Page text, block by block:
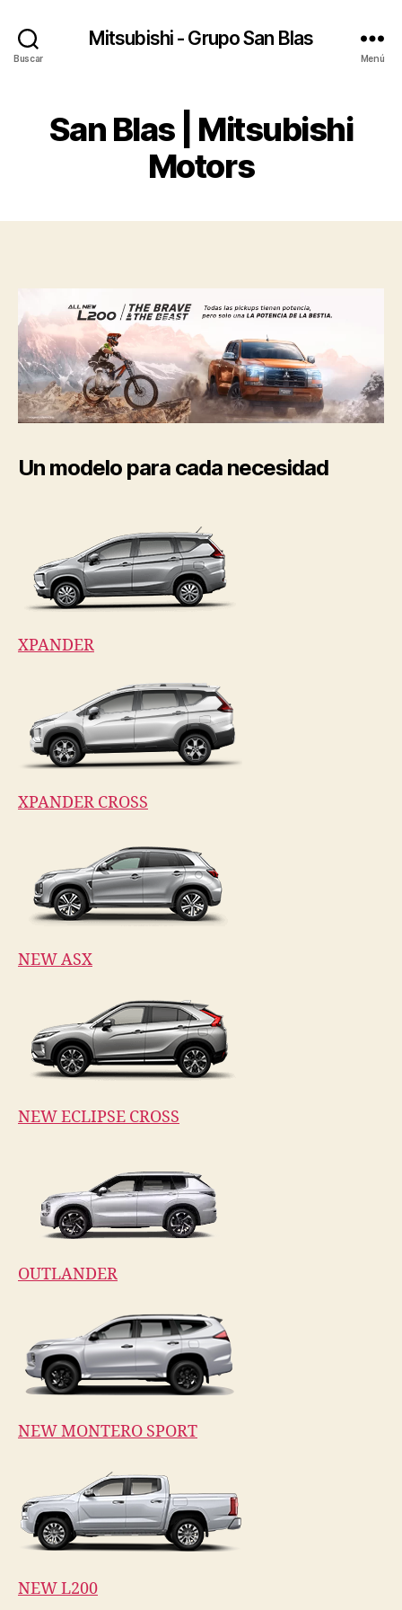
Buscar
Mitsubishi - Grupo San Blas
Menú
San Blas | Mitsubishi
Motors
Un modelo para cada necesidad
XPANDER
XPANDER CROSS
NEW ASX
NEW ECLIPSE CROSS
OUTLANDER
NEW MONTERO SPORT
NEW L200